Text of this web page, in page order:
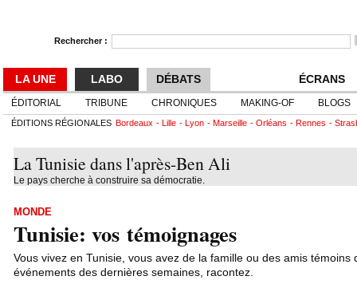
Rechercher :
LA UNE LABO DÉBATS ÉCRANS
ÉDITORIAL TRIBUNE CHRONIQUES MAKING-OF BLOGS
ÉDITIONS RÉGIONALES Bordeaux Lille Lyon Marseille Orléans Rennes
La Tunisie dans l'après-Ben Ali
Le pays cherche à construire sa démocratie.
MONDE
Tunisie: vos témoignages
Vous vivez en Tunisie, vous avez de la famille ou des amis témoins
événements des dernières semaines, racontez.